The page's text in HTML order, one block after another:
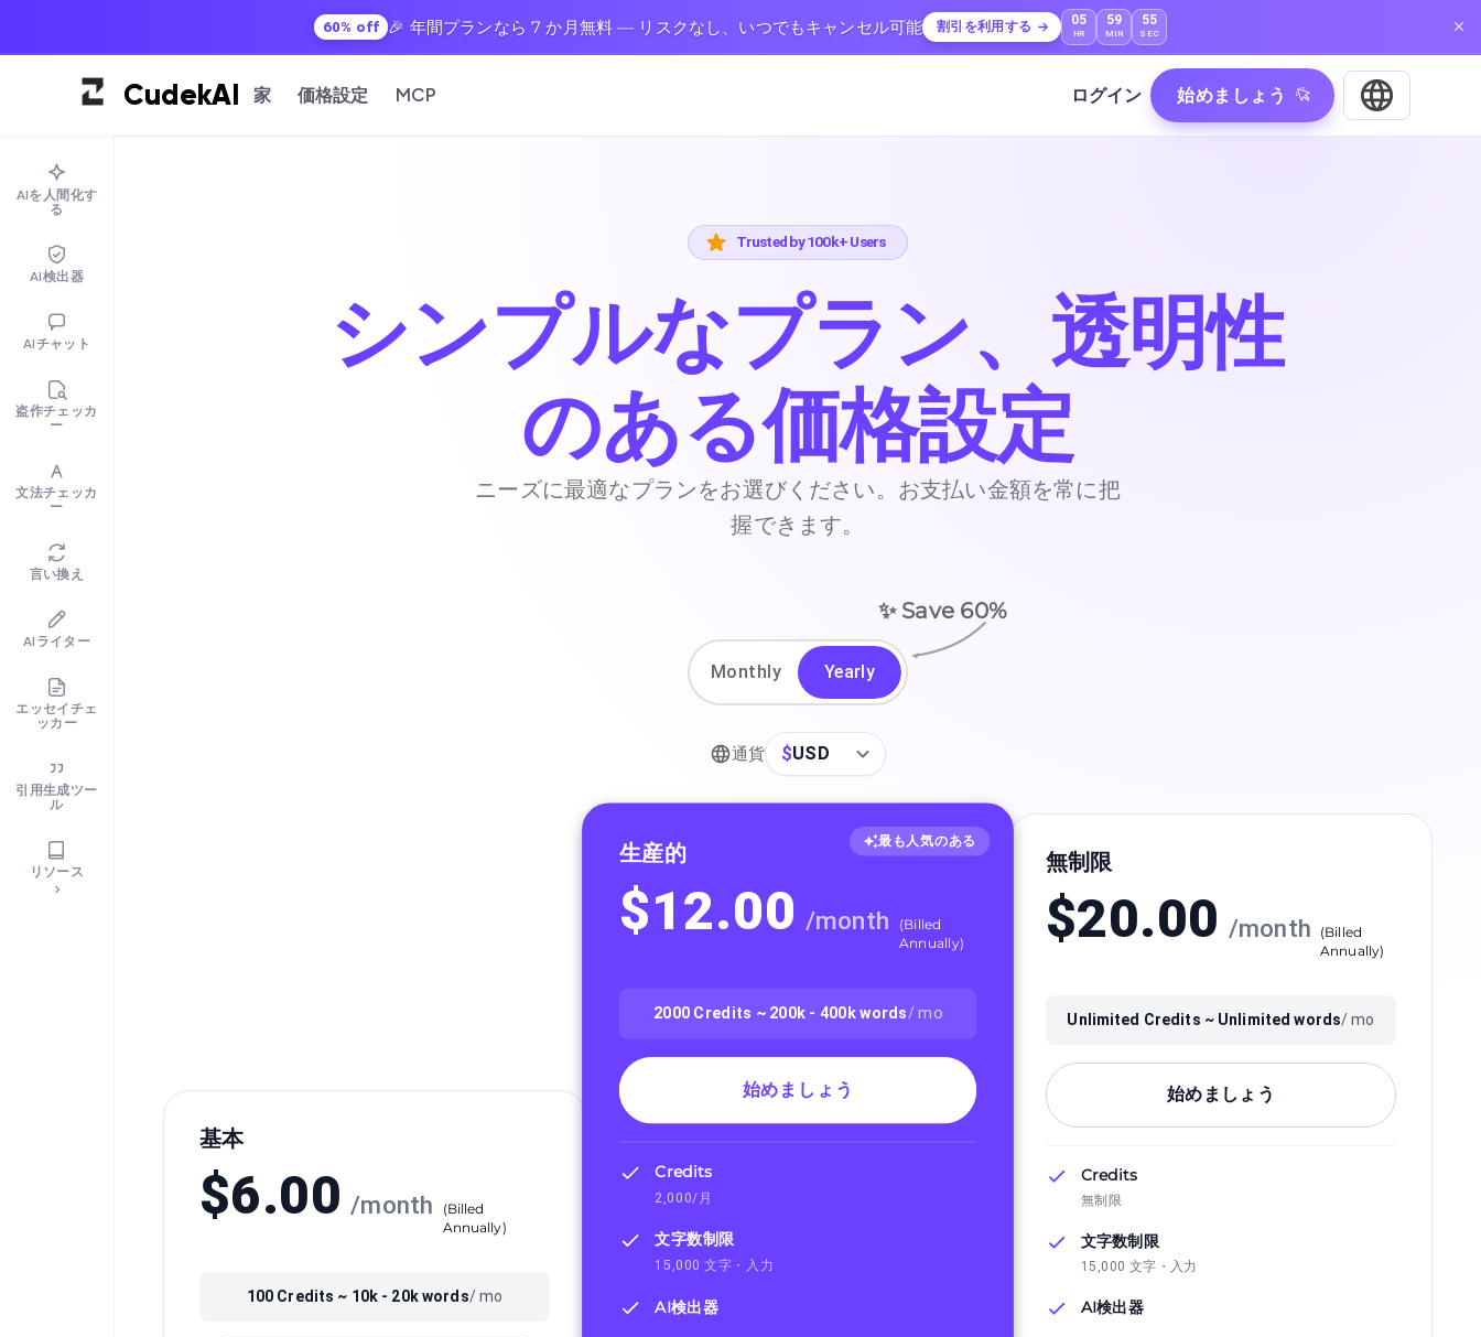
60% off 🎉 年間プランなら 7 か月無料 — リスクなし、いつでもキャンセル可能 割引を利用する 05
HR
59
MIN
53
SEC
CudekAI 家 価格設定 MCP ログイン 始めましょう
AIを人間化す
る
AI検出器
AIチャット
盗作チェッカ
ー
文法チェッカ
ー
言い換え
AIライター
エッセイチェ
ッカー
引用生成ツー
ル
リソース
Trusted by 100k+ Users
シンプルなプラン、透明性
のある価格設定
ニーズに最適なプランをお選びください。お支払い金額を常に把
握できます。
✨ Save 60%
Monthly Yearly
通貨 $USD
基本
$6.00 /month (Billed
Annually)
100 Credits ~ 10k - 20kwords/ mo
最も人気のある
生産的
$12.00 /month (Billed
Annually)
2000 Credits ~ 200k - 400kwords/ mo
始めましょう
Credits
2,000/月
文字数制限
15,000 文字・入力
AI検出器
無制限
$20.00 /month (Billed
Annually)
Unlimited Credits ~ Unlimited words/ mo
始めましょう
Credits
無制限
文字数制限
15,000 文字・入力
AI検出器